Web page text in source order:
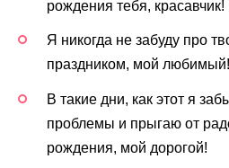
рождения тебя, красавчик!
Я никогда не забуду про
праздником, мой любимый!
В такие дни, как этот я
проблемы и прыгаю от
рождения, мой дорогой!